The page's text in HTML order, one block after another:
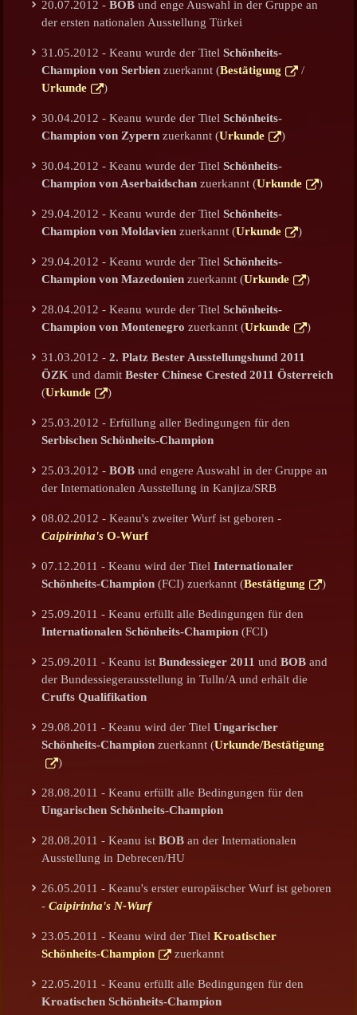
20.07.2012 - BOB und enge Auswahl in der Gruppe an
der ersten nationalen Ausstellung Türkei
31.05.2012 - Keanu wurde der TitelSchönheits-
Champion vonSerbienzuerkannt (Bestätigung
/
Urkunde
)
30.04.2012 - Keanu wurde der TitelSchönheits-
Champion von Zypern zuerkannt (Urkunde )
30.04.2012 - Keanu wurde der TitelSchönheits-
Champion von Aserbaidschan zuerkannt (Urkunde )
29.04.2012 - Keanu wurde der TitelSchönheits-
Champion von Moldavien zuerkannt (Urkunde )
29.04.2012 - Keanu wurde der TitelSchönheits-
Champion von Mazedonien zuerkannt (Urkunde )
28.04.2012 - Keanu wurde der TitelSchönheits-
Champion von Montenegro zuerkannt (Urkunde )
31.03.2012 -2. Platz Bester Ausstellungshund 2011
ÖZK und damitBester Chinese Crested 2011 Österreich
(Urkunde )
25.03.2012 - Erfüllung aller Bedingungen für den
Serbischen Schönheits-Champion
25.03.2012 -BOB und engere Auswahl in der Gruppe an
der Internationalen Ausstellung in Kanjiza/SRB
08.02.2012 - Keanu's zweiter Wurf ist geboren -
Caipirinha's O-Wurf
07.12.2011 - Keanu wird der TitelInternationaler
Schönheits-Champion (FCI) zuerkannt (Bestätigung )
25.09.2011 - Keanu erfüllt alle Bedingungen für den
Internationalen Schönheits-Champion (FCI)
25.09.2011 - Keanu istBundessieger 2011 undBOB and
der Bundessiegerausstellung in Tulln/A und erhält die
Crufts Qualifikation
29.08.2011 - Keanu wird der TitelUngarischer
Schönheits-Champion zuerkannt (Urkunde/Bestätigung
)
28.08.2011 - Keanu erfüllt alle Bedingungen für den
Ungarischen Schönheits-Champion
28.08.2011 - Keanu istBOB an der Internationalen
Ausstellung in Debrecen/HU
26.05.2011 - Keanu's erster europäischer Wurf ist geboren
-Caipirinha's N-Wurf
23.05.2011 - Keanu wird der TitelKroatischer
Schönheits-Champion
zuerkannt
22.05.2011 - Keanu erfüllt alle Bedingungen für den
Kroatischen Schönheits-Champion